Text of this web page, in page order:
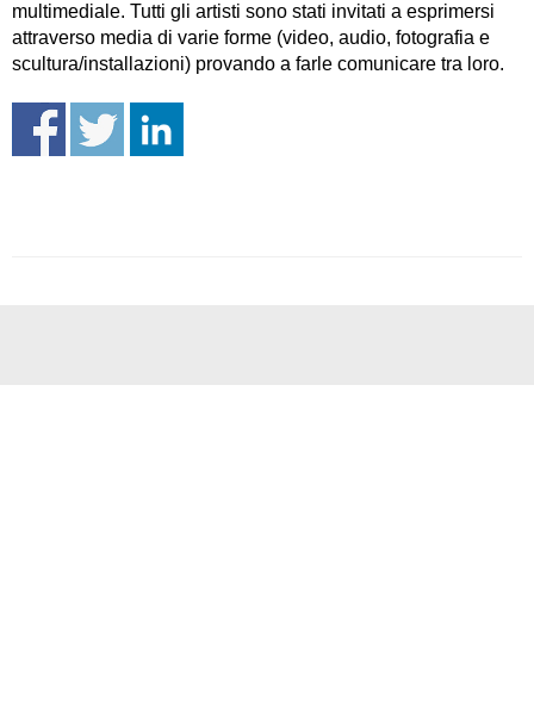
multimediale. Tutti gli artisti sono stati invitati a esprimersi
attraverso media di varie forme (video, audio, fotografia e
scultura/installazioni) provando a farle comunicare tra loro.